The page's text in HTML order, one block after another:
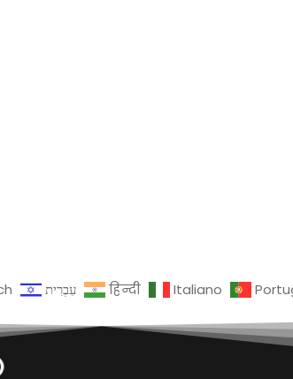
עִבְרִית हिन्दी Italiano